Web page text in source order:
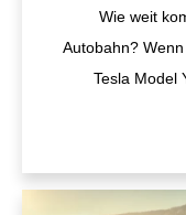
Wie weit
Autobahn?
Tesla Model